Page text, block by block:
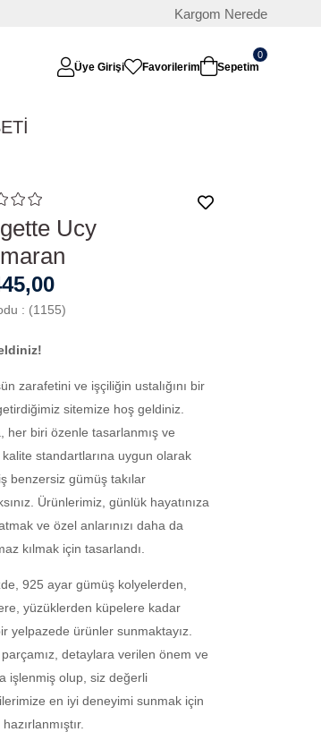
Kargom Nerede
Üye Girişi Favorilerim Sepetim
0
Ucy
(1155)
zarafetini ve işçiliğin ustalığını bir
sitemize hoş geldiniz.
her biri özenle tasarlanmış ve
standartlarına uygun olarak
benzersiz gümüş takılar
Ürünlerimiz, günlük hayatınıza
ve özel anlarınızı daha da
kılmak için tasarlandı.
925 ayar gümüş kolyelerden,
yüzüklerden küpelere kadar
yelpazede ürünler sunmaktayız.
detaylara verilen önem ve
işlenmiş olup, siz değerli
en iyi deneyimi sunmak için